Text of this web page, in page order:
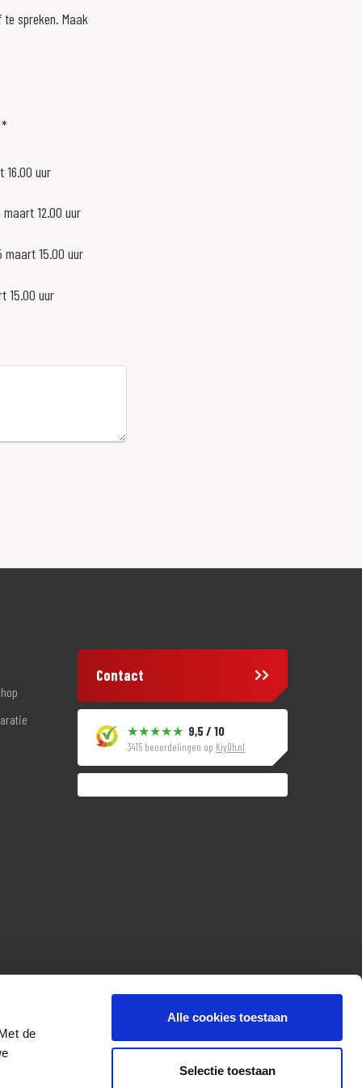
de
Alle cookies toestaan
Selectie toestaan
spreken. Maak
*
16.00 uur
12.00 uur
maart 15.00 uur
15.00 uur
Contact
9,5 / 10
3415 beoordelingen op KiyOh.nl